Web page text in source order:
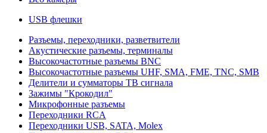
USB флешки
Разъемы, переходники, разветвители
Акустические разъемы, терминалы
Высокочастотные разъемы BNC
Высокочастотные разъемы UHF, SMA, FME, TNC, SMB
Делители и сумматоры ТВ сигнала
Зажимы "Крокодил"
Микрофонные разъемы
Переходники RCA
Переходники USB, SATA, Molex